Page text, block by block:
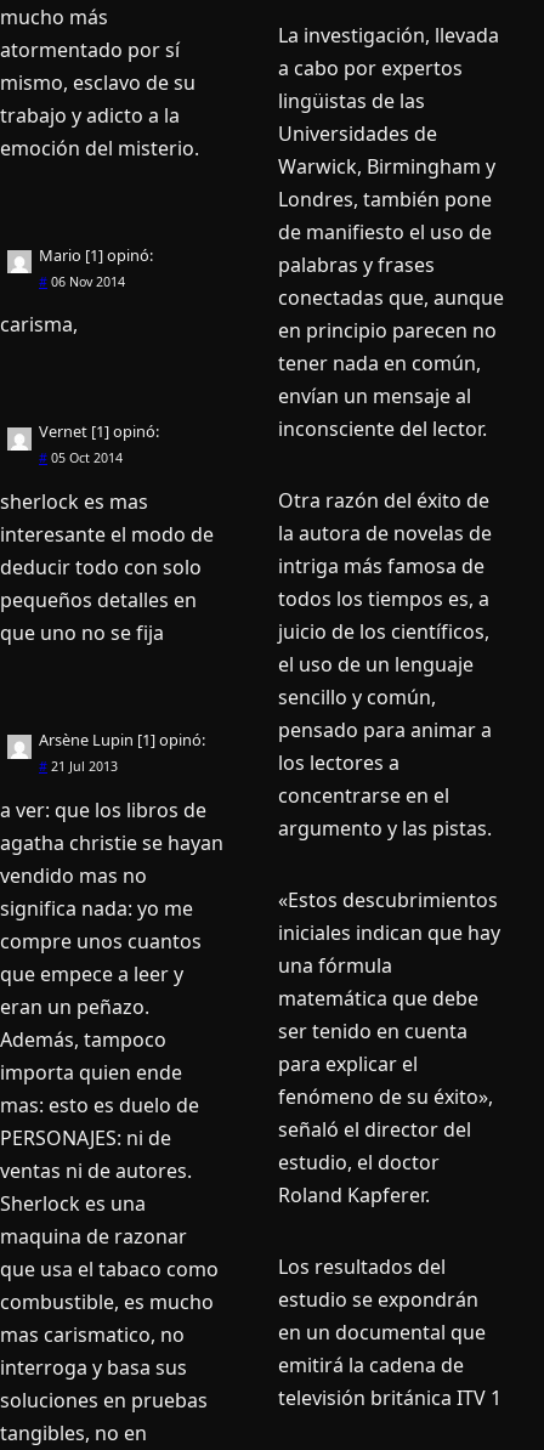
mucho más
atormentado por sí
mismo, esclavo de su
trabajo y adicto a la
emoción del misterio.
Mario [1]opinó:
# 06 Nov 2014
carisma,
Vernet [1]opinó:
# 05 Oct 2014
sherlock es mas
interesante el modo de
deducir todo con solo
pequeños detalles en
que uno no se fija
Arsène Lupin [1]opinó:
# 21 Jul 2013
a ver: que los libros de
agatha christie se hayan
vendido mas no
significa nada: yo me
compre unos cuantos
que empece a leer y
eran un peñazo.
Además, tampoco
importa quien ende
mas: esto es duelo de
PERSONAJES: ni de
ventas ni de autores.
Sherlock es una
maquina de razonar
que usa el tabaco como
combustible, es mucho
mas carismatico, no
interroga y basa sus
soluciones en pruebas
tangibles, no en
La investigación, llevada
a cabo por expertos
lingüistas de las
Universidades de
Warwick, Birmingham y
Londres, también pone
de manifiesto el uso de
palabras y frases
conectadas que, aunque
en principio parecen no
tener nada en común,
envían un mensaje al
inconsciente del lector.
Otra razón del éxito de
la autora de novelas de
intriga más famosa de
todos los tiempos es, a
juicio de los científicos,
el uso de un lenguaje
sencillo y común,
pensado para animar a
los lectores a
concentrarse en el
argumento y las pistas.
«Estos descubrimientos
iniciales indican que hay
una fórmula
matemática que debe
ser tenido en cuenta
para explicar el
fenómeno de su éxito»,
señaló el director del
estudio, el doctor
Roland Kapferer.
Los resultados del
estudio se expondrán
en un documental que
emitirá la cadena de
televisión británica ITV 1